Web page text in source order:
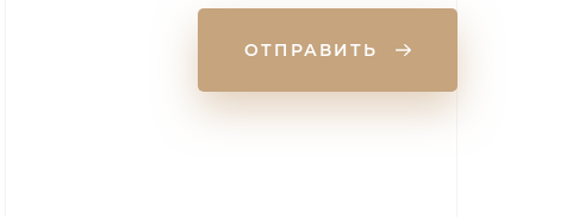
ОТПРАВИТЬ